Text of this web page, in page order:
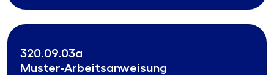
320.09.03a
Muster-Arbeitsanweisung